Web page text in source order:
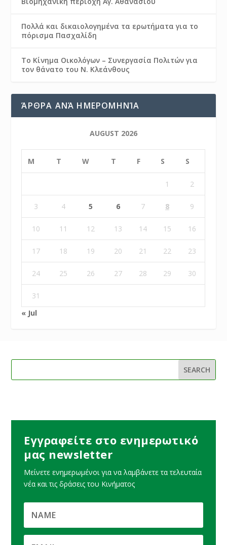
Πολλά και δικαιολογημένα τα ερωτήματα για το
πόρισμα Πασχαλίδη
Το Κίνημα Οικολόγων – Συνεργασία Πολιτών για
τον θάνατο του Ν. Κλεάνθους
ΆΡΘΡΑ ΑΝΆ ΗΜΕΡΟΜΗΝΊΑ
AUGUST 2026
M T W T F S S
1 2
3 4 5 6 7 8 9
10 11 12 13 14 15 16
17 18 19 20 21 22 23
24 25 26 27 28 29 30
31
« Jul
Εγγραφείτε στο ενημερωτικό
μας newsletter
Μείνετε ενημερωμένοι για να λαμβάνετε τα τελευταία
νέα και τις δράσεις του Κινήματος